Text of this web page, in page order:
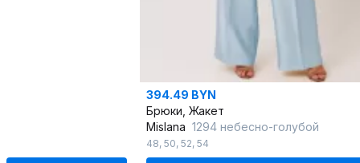
394.49 BYN
Брюки, Жакет
Mislana 1294 небесно-голубой
48, 50, 52, 54